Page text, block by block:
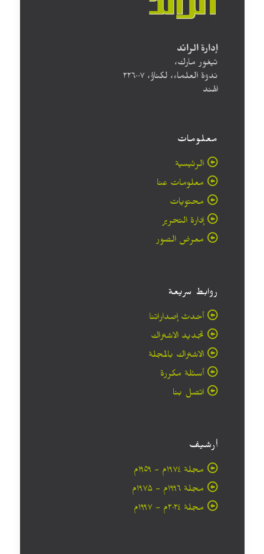
إدارة الرائد
تيغور مارك،
ندوة العلماء، لكناؤ، ۲۲٦۰۰۷
الهند
معلومات
الرئيسية
معلومات عنا
محتويات
إدارة التحرير
معرض الصور
روابط سريعة
أحدث إصداراتنا
تجديد الاشتراك
الاشتراك بالمجلة
أسئلة مكررة
اتصل بنا
أرشيف
مجلة ۱۹۷٤م - ١٩٥٩م
مجلة ۱۹۹٦م - ۱۹۷۵م
مجلة ۲۰۲٤م - ۱۹۹۷م